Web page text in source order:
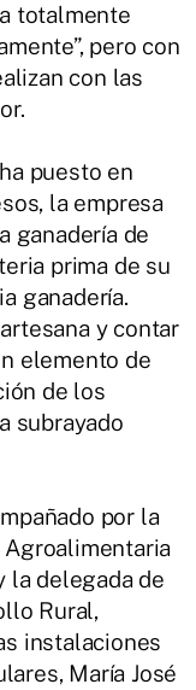
totalmente
pero con
con las
puesto en
la empresa
ganadería de
prima de su
ganadería.
y contar
elemento de
de los
subrayado
por la
la delegada de
Rural,
instalaciones
María José